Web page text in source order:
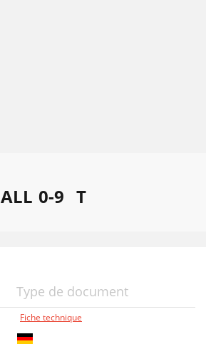
ALL 0-9 T
Type de document
Fiche technique